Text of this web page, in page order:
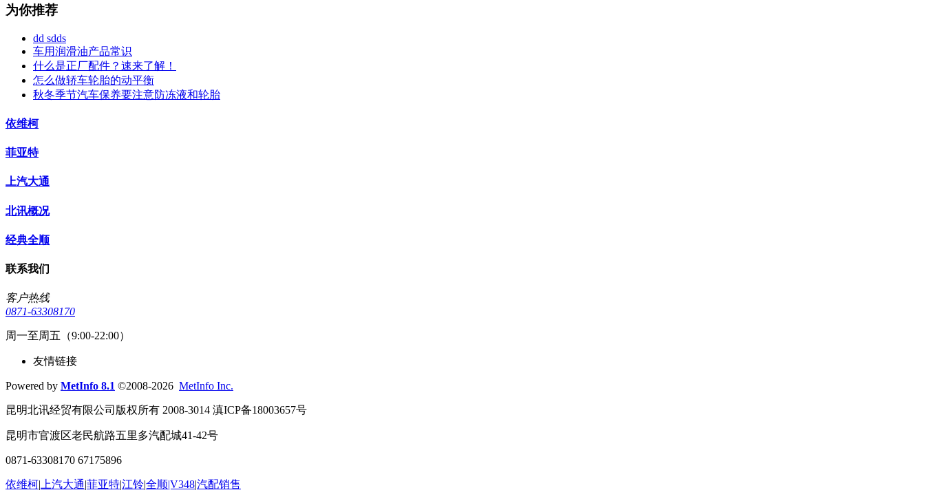
为你推荐
dd sdds
车用润滑油产品常识
什么是正厂配件？速来了解！
怎么做轿车轮胎的动平衡
秋冬季节汽车保养要注意防冻液和轮胎
依维柯
菲亚特
上汽大通
北讯概况
经典全顺
联系我们
客户热线
0871-63308170
周一至周五（9:00-22:00）
友情链接
Powered by MetInfo 8.1 ©2008-2026 MetInfo Inc.
昆明北讯经贸有限公司版权所有 2008-3014 滇ICP备18003657号
昆明市官渡区老民航路五里多汽配城41-42号
0871-63308170 67175896
依维柯| 上汽大通|菲亚特|江铃|全顺|V348|汽配销售